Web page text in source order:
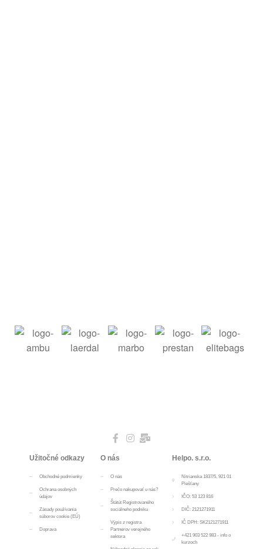
Užitočné odkazy
Obchodné podmienky
Ochrana osobných
údajov
Zásady používania
súborov cookie (EÚ)
Doprava
O nás
O nás
Prečo nakupovať u nás?
Štátút Registrovaného
sociálneho podniku
Výpis z registra
Partnerov verejného
sektora
Helpo. s.r.o.
Nitrianska 1837/5, 921 01
Piešťany
IČO: 53 123 816
DIČ: 2121271911
IČ DPH: SK2121271911
+421 903 522 983 - info o
kurzoch